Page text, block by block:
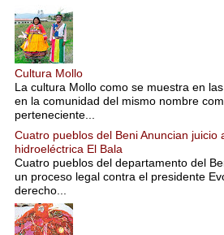
Cultura Mollo
La cultura Mollo como se muestra en
en la comunidad del mismo nombre
perteneciente...
Cuatro pueblos del Beni Anuncian juicio
hidroeléctrica El Bala
Cuatro pueblos del departamento del
un proceso legal contra el presidente
derecho...